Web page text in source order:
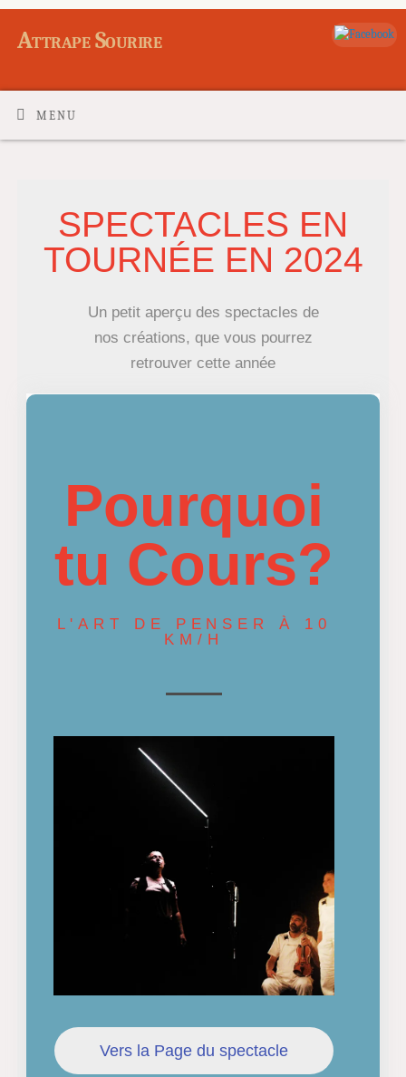
Attrape Sourire
MENU
SPECTACLES EN
TOURNÉE EN 2024
Un petit aperçu des spectacles de
nos créations, que vous pourrez
retrouver cette année
Pourquoi
tu Cours?
L'ART DE PENSER À 10
KM/H
Vers la Page du spectacle